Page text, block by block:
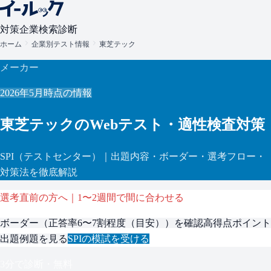
対策企業検索診断
ホーム 企業別テスト情報 東芝テック
メーカー
2026年5月 時点の情報
東芝テックのWebテスト・適性検査対策
SPI （テストセンター）
｜出題内容・ボーダー・選考フロー・
対策法を徹底解説
選考直前の方へ｜1〜2週間で間に合わせる
ボーダー（正答率6〜7割程度（目安） ）を確認高得点ポイント
出題例題を見るSPIの模試を受ける